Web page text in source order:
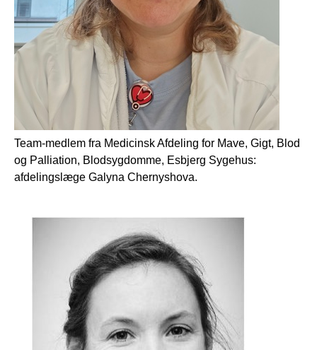
Team-medlem fra Medicinsk Afdeling for Mave, Gigt, Blod
og Palliation, Blodsygdomme, Esbjerg Sygehus:
afdelingslæge Galyna Chernyshova.